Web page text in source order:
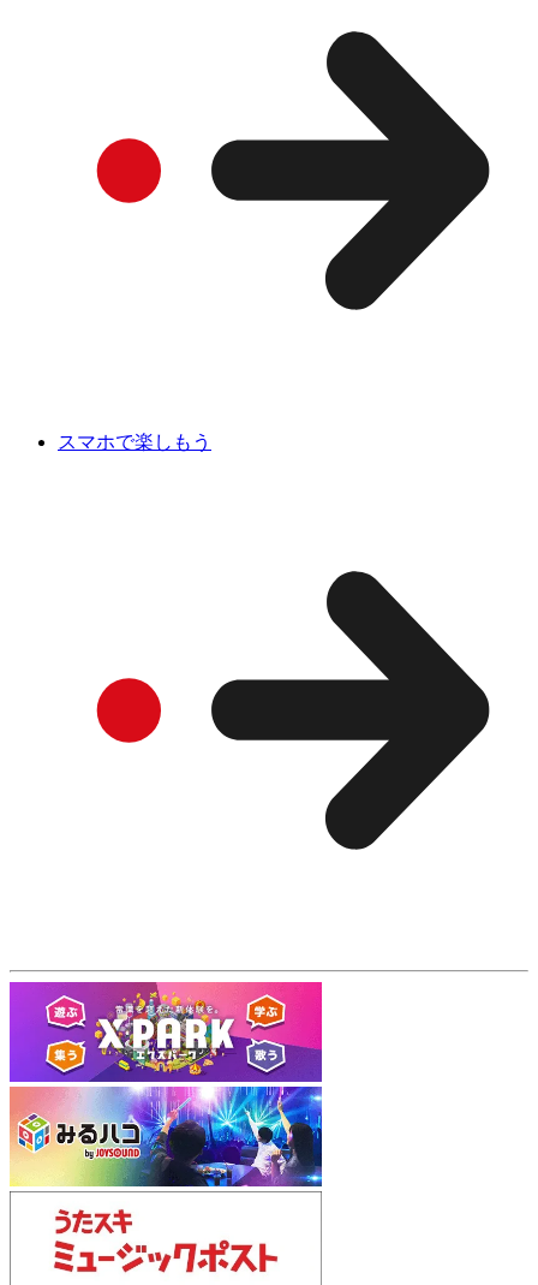
スマホで楽しもう